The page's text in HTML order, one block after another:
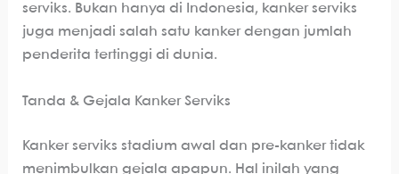
serviks. Bukan hanya di Indonesia, kanker serviks
juga menjadi salah satu kanker dengan jumlah
penderita tertinggi di dunia.
Tanda & Gejala Kanker Serviks
Kanker serviks stadium awal dan pre-kanker tidak
menimbulkan gejala apapun. Hal inilah yang